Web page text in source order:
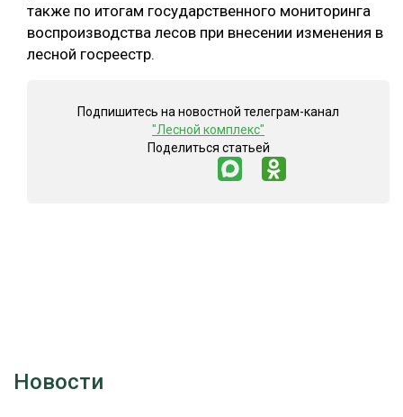
также по итогам государственного мониторинга
воспроизводства лесов при внесении изменения в
лесной госреестр.
Подпишитесь на новостной телеграм-канал
"Лесной комплекс"
Поделиться статьей
Новости